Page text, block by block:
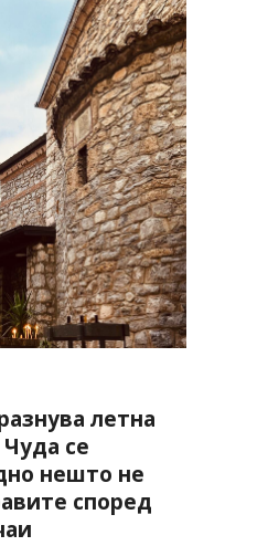
летна
се
нешто не
според